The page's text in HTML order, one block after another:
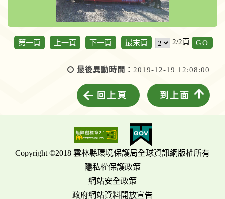
第一頁 上一頁 下一頁 最末頁 2/2頁 GO
最後異動時間： 2019-12-19 12:08:00
回上頁 到上面
Copyright ©2018 雲林縣環境保護局全球資訊網版權所有
隱私權保護政策
網站安全政策
政府網站資料開放宣告